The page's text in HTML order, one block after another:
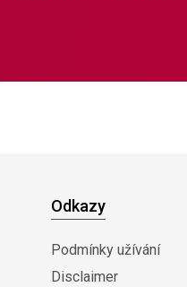
Odkazy
Podmínky užívání
Disclaimer